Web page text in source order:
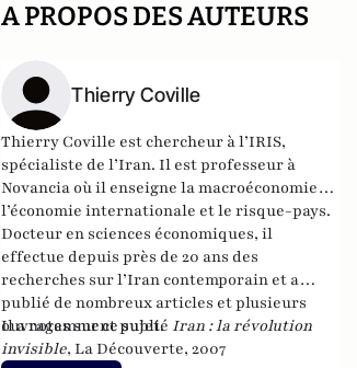
A PROPOS DES AUTEURS
Thierry Coville
Thierry Coville est chercheur à l’IRIS,
spécialiste de l’Iran. Il est professeur à
Novancia où il enseigne la macroéconomie,
l’économie internationale et le risque-pays.
Docteur en sciences économiques, il
effectue depuis près de 20 ans des
recherches sur l’Iran contemporain et a
publié de nombreux articles et plusieurs
ouvrages sur ce sujet.
Il a notamment publié Iran : la révolution
invisible, La Découverte, 2007